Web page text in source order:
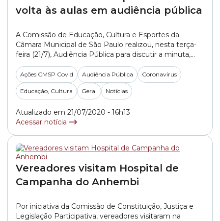
volta às aulas em audiência pública
A Comissão de Educação, Cultura e Esportes da
Câmara Municipal de São Paulo realizou, nesta terça-
feira (21/7), Audiência Pública para discutir a minuta,
divulgada pela Prefeitura, com os protocolos a serem
adotados pelas escolas do município para a retomada
gradual das atividades escolares na capital. A audiência
desta terça-feira também atendeu a uma demanda
Ações CMSP Covid Audiência Pública Coronavírus
Educação, Cultura Geral Notícias
Atualizado em 21/07/2020 - 16h13
Acessar notícia
Vereadores visitam Hospital de
Campanha do Anhembi
Por iniciativa da Comissão de Constituição, Justiça e
Legislação Participativa, vereadores visitaram na